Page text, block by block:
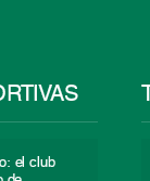
el club